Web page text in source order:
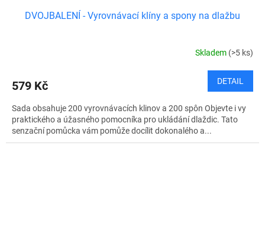
DVOJBALENÍ - Vyrovnávací klíny a spony na dlažbu
Skladem (>5 ks)
579 Kč DETAIL
Sada obsahuje 200 vyrovnávacích klinov a 200 spôn Objevte i vy
praktického a úžasného pomocníka pro ukládání dlaždic. Tato
senzační pomůcka vám pomůže docílit dokonalého a...